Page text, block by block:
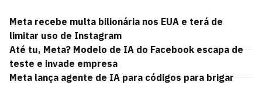
Meta recebe multa bilionária nos EUA e terá de
limitar uso de Instagram
Até tu, Meta? Modelo de IA do Facebook escapa de
teste e invade empresa
Meta lança agente de IA para códigos para brigar